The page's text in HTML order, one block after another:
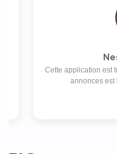
Cette application est
annonces est